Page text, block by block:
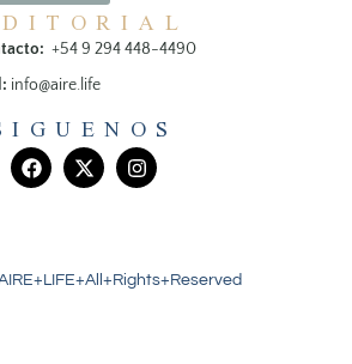
+54 9 294 448-4490
info@aire.life